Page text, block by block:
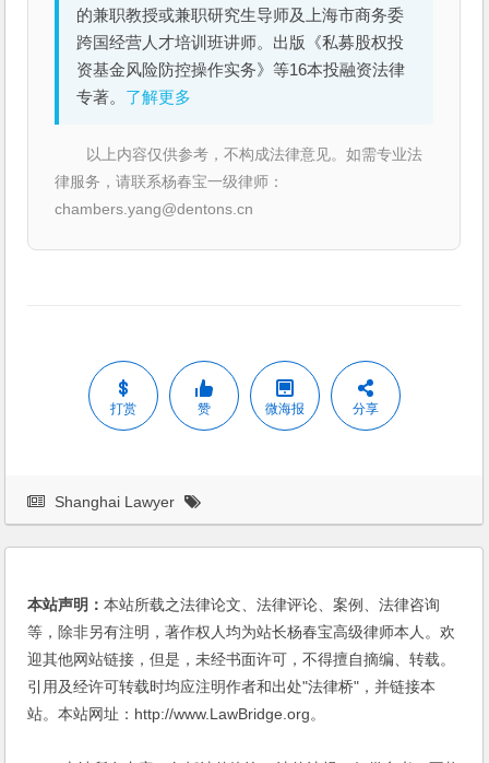
的兼职教授或兼职研究生导师及上海市商务委
跨国经营人才培训班讲师。出版《私募股权投
资基金风险防控操作实务》等16本投融资法律
专著。 了解更多
以上内容仅供参考，不构成法律意见。如需专业法
律服务，请联系杨春宝一级律师：
chambers.yang@dentons.cn
打赏 赞 微海报 分享
Shanghai Lawyer
本站声明：本站所载之法律论文、法律评论、案例、法律咨询
等，除非另有注明，著作权人均为站长杨春宝高级律师本人。欢
迎其他网站链接，但是，未经书面许可，不得擅自摘编、转载。
引用及经许可转载时均应注明作者和出处"法律桥"，并链接本
站。本站网址：http://www.LawBridge.org。